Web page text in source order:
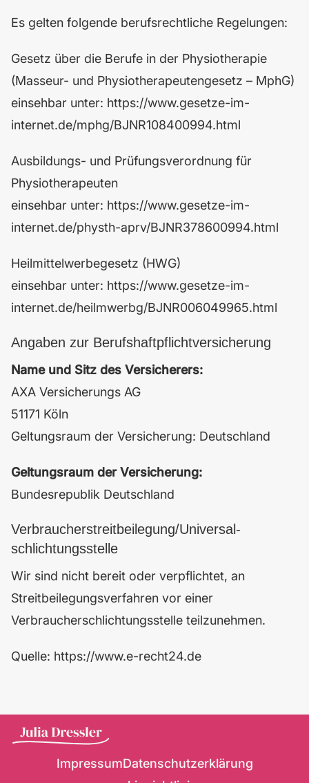
Es gelten folgende berufsrechtliche Regelungen:
Gesetz über die Berufe in der Physiotherapie
(Masseur- und Physiotherapeutengesetz – MphG)
einsehbar unter: https://www.gesetze-im-
internet.de/mphg/BJNR108400994.html
Ausbildungs- und Prüfungsverordnung für
Physiotherapeuten
einsehbar unter: https://www.gesetze-im-
internet.de/physth-aprv/BJNR378600994.html
Heilmittelwerbegesetz (HWG)
einsehbar unter: https://www.gesetze-im-
internet.de/heilmwerbg/BJNR006049965.html
Angaben zur Berufs­haftpflicht­versicherung
Name und Sitz des Versicherers:
AXA Versicherungs AG
51171 Köln
Geltungsraum der Versicherung: Deutschland
Geltungsraum der Versicherung:
Bundesrepublik Deutschland
Verbraucher­streit­beilegung/Universal­
schlichtungs­stelle
Wir sind nicht bereit oder verpflichtet, an
Streitbeilegungsverfahren vor einer
Verbraucherschlichtungsstelle teilzunehmen.
Quelle: https://www.e-recht24.de
ImpressumDatenschutzerklärung